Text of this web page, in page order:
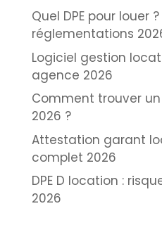
Quel DPE pour louer
réglementations
Logiciel gestion
agence 2026
Comment trouver
2026 ?
Attestation garant
complet 2026
DPE D location :
2026